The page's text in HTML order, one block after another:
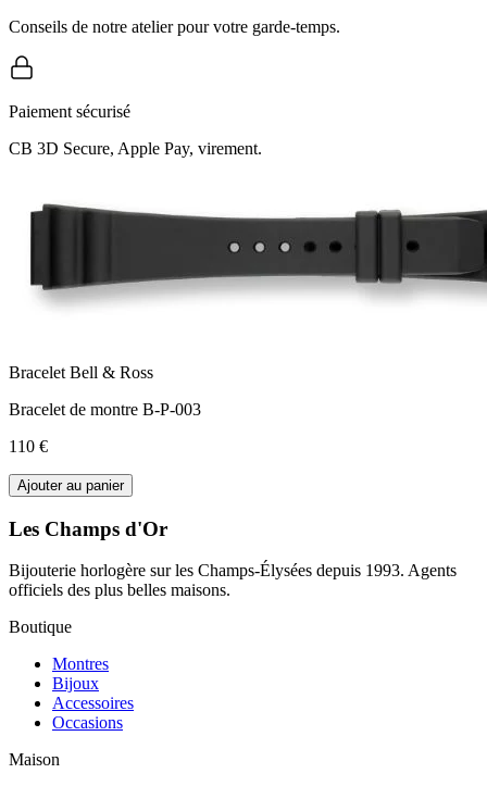
Conseils de notre atelier pour votre garde-temps.
Paiement sécurisé
CB 3D Secure, Apple Pay, virement.
Bracelet Bell & Ross
Bracelet de montre B-P-003
110 €
Ajouter au panier
Les Champs d'Or
Bijouterie horlogère sur les Champs-Élysées depuis 1993. Agents
officiels des plus belles maisons.
Boutique
Montres
Bijoux
Accessoires
Occasions
Maison